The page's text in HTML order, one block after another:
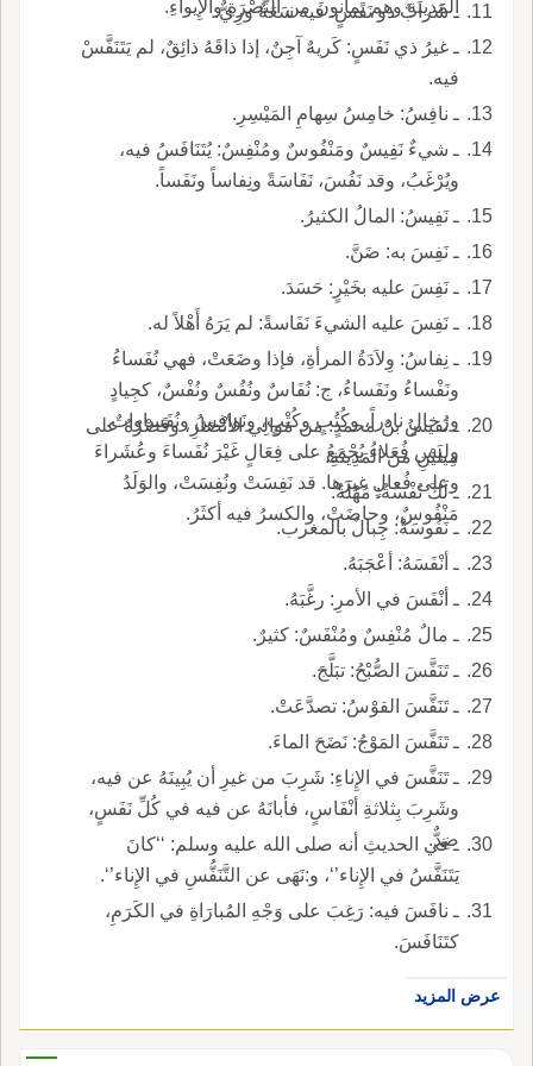
المَدينَةِ وهم يَمانونَ من النُّصْرَةِ والإِيواءِ.
ـ شَرابٌ ذو نَفَسٍ: فيه سَعَةٌ ورِيٌّ.
ـ غيرُ ذي نَفَسٍ: كَريهٌ آجِنٌ، إذا ذاقَهُ ذائِقٌ، لم يَتَنَفَّسْ
فيه.
ـ نافِسُ: خامِسُ سِهامِ المَيْسِرِ.
ـ شيءٌ نَفِيسٌ ومَنْفُوسٌ ومُنْفِسٌ: يُتَنَافَسُ فيه،
ويُرْغَبُ، وقد نَفُسَ، نَفَاسَةً ونِفاساً ونَفَساً.
ـ نَفِيسُ: المالُ الكثيرُ.
ـ نَفِسَ به: ضَنَّ.
ـ نَفِسَ عليه بخَيْرٍ: حَسَدَ.
ـ نَفِسَ عليه الشيءَ نَفَاسةً: لم يَرَهُ أَهْلاً له.
ـ نِفاسُ: وِلاَدَةُ المرأةِ، فإذا وضَعَتْ، فهي نُفَساءُ
ونَفْساءُ ونَفَساءُ، ج: نُفَاسٌ ونُفُسٌ ونُفْسٌ، كجِيادٍ
ورُخالٍ نادراً، وكُتُبٍ وكُتْبٍ، ونَوافِسُ ونُفَساواتٌ.
وليس فُعَلاءُ يُجْمَعُ على فِعَالٍ غَيْرَ نُفَساءَ وعُشَراءَ
وعلى فُعالٍ غيرَها. قد نَفِسَتْ ونُفِسَتْ، والوَلَدُ
مَنْفُوسٌ، وحاضَتْ، والكسرُ فيه أكثَرُ.
ـ نَفيسُ بنُ محمدٍ: من مَوالِي الأنْصَارِ، وقَصْرُهُ على
مِيلَيْنِ من المَدِينَةِ.
ـ لَكَ نُفْسَةٌ: مُهْلَةٌ.
ـ نَفُوسَةٌ: جِبالٌ بالمغرب.
ـ أنْفَسَهُ: أعْجَبَهُ.
ـ أنْفَسَ في الأمرِ: رغَّبَهُ.
ـ مالٌ مُنْفِسٌ ومُنْفَسٌ: كثيرٌ.
ـ تَنَفَّسَ الصُّبْحُ: تبَلَّجَ.
ـ تَنَفَّسَ القوْسُ: تصدَّعَتْ.
ـ تَنَفَّسَ المَوْجُ: نَضَحَ الماءَ.
ـ تَنَفَّسَ في الإِناءِ: شَرِبَ من غيرِ أن يُبِينَهُ عن فيه،
وشَرِبَ بِثلاثةِ أنْفَاسٍ، فأبانَهُ عن فيه في كُلِّ نَفَسٍ،
ضِدٌّ.
ـ في الحديثِ أنه صلى الله عليه وسلم: ‘‘كانَ
يَتَنَفَّسُ في الإِناء’‘، و:نَهَى عن التَّنَفُّسِ في الإِناء’‘.
ـ نافَسَ فيه: رَغِبَ على وَجْهِ المُبارَاةِ في الكَرَمِ،
كتَنَافَسَ.
عرض المزيد